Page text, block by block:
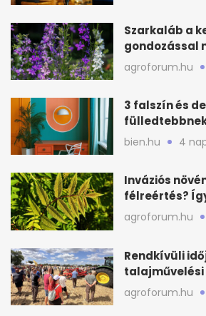
Szarkaláb a
gondozással
virágfalat ad
agroforum.hu
3 falszín és
nyáron
bien.hu 4
Inváziós
félreértés?
valódi
agroforum.hu
Rendkívüli
talajművelési
gazdáknak
agroforum.hu